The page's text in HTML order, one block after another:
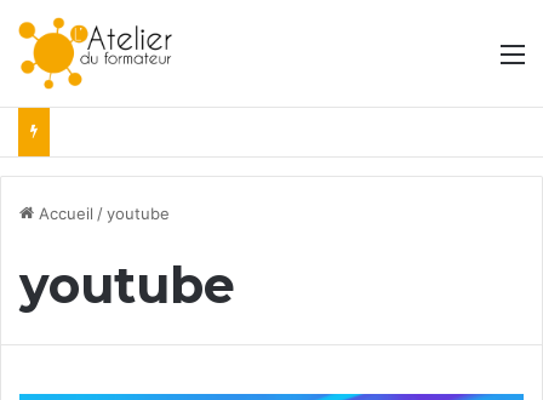
Accueil /youtube
youtube